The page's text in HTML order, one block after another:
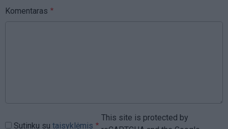
Komentaras
Sutinku su taisyklėmis
This site is protected by